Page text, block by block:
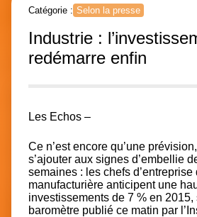
Catégorie : Selon la presse
Industrie :
redémarre enfin
Les Echos –
Ce n’est encore qu’une
s’ajouter aux signes d’embellie
semaines : les chefs d’entreprise
manufacturière anticipent une
investissements de 7 % en 2015,
baromètre publié ce matin par